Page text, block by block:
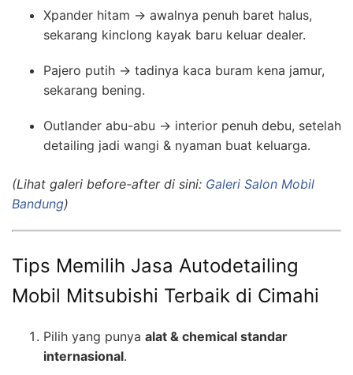
Xpander hitam → awalnya penuh baret halus,
sekarang kinclong kayak baru keluar dealer.
Pajero putih → tadinya kaca buram kena jamur,
sekarang bening.
Outlander abu-abu → interior penuh debu, setelah
detailing jadi wangi & nyaman buat keluarga.
(Lihat galeri before-after di sini: Galeri Salon Mobil
Bandung)
Tips Memilih Jasa Autodetailing
Mobil Mitsubishi Terbaik di Cimahi
Pilih yang punya alat & chemical standar
internasional.